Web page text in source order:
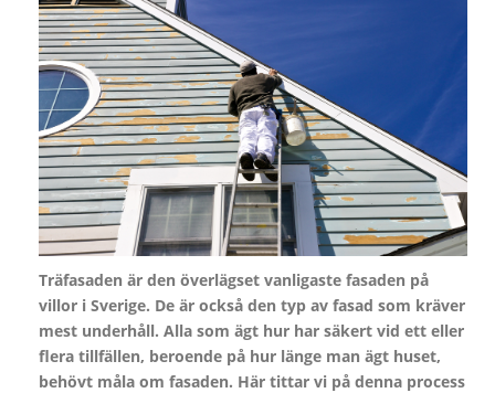
Träfasaden är den överlägset vanligaste fasaden på
villor i Sverige. De är också den typ av fasad som kräver
mest underhåll. Alla som ägt hur har säkert vid ett eller
flera tillfällen, beroende på hur länge man ägt huset,
behövt måla om fasaden. Här tittar vi på denna process